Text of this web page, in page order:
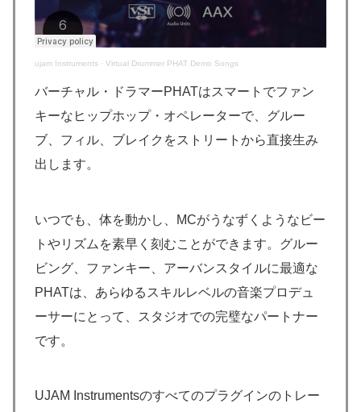
ujam Instruments · Virtual Drummer PHAT Demo Songs
バーチャル・ドラマーPHATはスマートでファン
キーなヒップホップ・オペレーターで、グルー
ブ、フィル、ブレイクをストリートから直接生み
出します。
いつでも、体を動かし、MCがうなずくようなビー
トやリズムを素早く刻むことができます。グルー
ビング、ファンキー、アーバンスタイルに最適な
PHATは、あらゆるスキルレベルの音楽プロデュ
ーサーにとって、スタジオでの完璧なパートナー
です。
UJAM Instrumentsのすべてのプラグインのトレー